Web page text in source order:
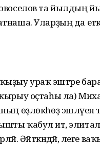
та йылдың
Уларҙың да
ҡыҙыу ураҡ эштәре
оҫтаһы ла)
өҙлөкһөҙ эшләүен
ҡабул итә,
Әйткәндәй, әлеге